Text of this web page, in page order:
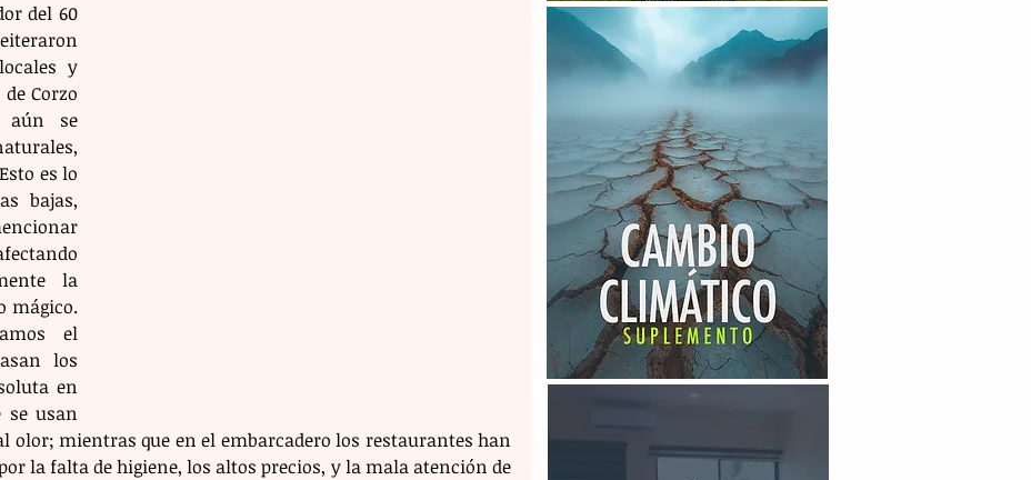
del 60
y
Corzo
aún se
es lo
bajas,
la
mágico.
el
los
en
se usan
olor; mientras que en el embarcadero los restaurantes han
la falta de higiene, los altos precios, y la mala atención de